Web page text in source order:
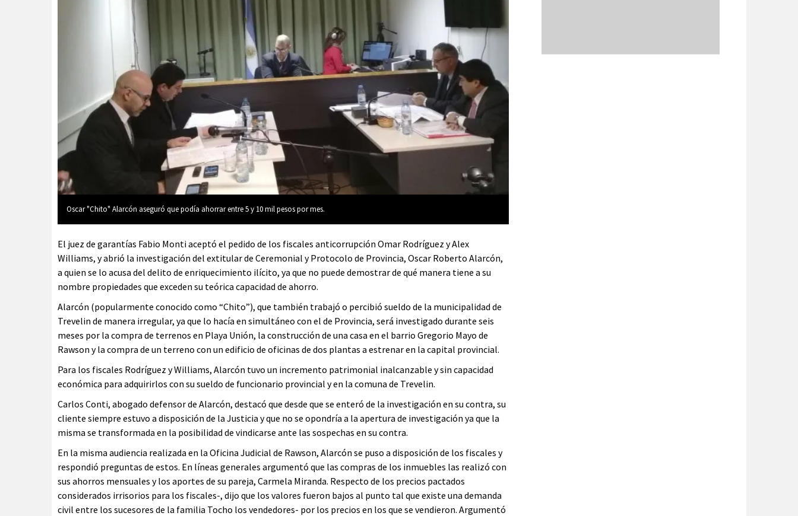
Oscar "Chito" Alarcón aseguró que podía ahorrar entre 5 y 10 mil pesos por mes.
El juez de garantías Fabio Monti aceptó el pedido de los fiscales anticorrupción Omar Rodríguez y Alex
Williams, y abrió la investigación del extitular de Ceremonial y Protocolo de Provincia, Oscar Roberto Alarcón,
a quien se lo acusa del delito de enriquecimiento ilícito, ya que no puede demostrar de qué manera tiene a su
nombre propiedades que exceden su teórica capacidad de ahorro.
Alarcón (popularmente conocido como “Chito”), que también trabajó o percibió sueldo de la municipalidad de
Trevelin de manera irregular, ya que lo hacía en simultáneo con el de Provincia, será investigado durante seis
meses por la compra de terrenos en Playa Unión, la construcción de una casa en el barrio Gregorio Mayo de
Rawson y la compra de un terreno con un edificio de oficinas de dos plantas a estrenar en la capital provincial.
Para los fiscales Rodríguez y Williams, Alarcón tuvo un incremento patrimonial inalcanzable y sin capacidad
económica para adquirirlos con su sueldo de funcionario provincial y en la comuna de Trevelin.
Carlos Conti, abogado defensor de Alarcón, destacó que desde que se enteró de la investigación en su contra, su
cliente siempre estuvo a disposición de la Justicia y que no se opondría a la apertura de investigación ya que la
misma se transformada en la posibilidad de vindicarse ante las sospechas en su contra.
En la misma audiencia realizada en la Oficina Judicial de Rawson, Alarcón se puso a disposición de los fiscales y
respondió preguntas de estos. En líneas generales argumentó que las compras de los inmuebles las realizó con
sus ahorros mensuales y los aportes de su pareja, Carmela Miranda. Respecto de los precios pactados
considerados irrisorios para los fiscales-, dijo que los valores fueron bajos al punto tal que existe una demanda
civil entre los sucesores de la familia Tocho los vendedores- por los precios en los que se vendieron. Argumentó